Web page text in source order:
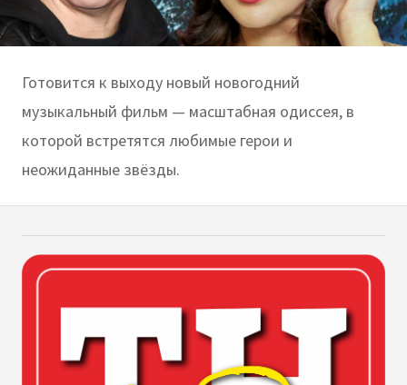
Готовится к выходу новый новогодний
музыкальный фильм — масштабная одиссея, в
которой встретятся любимые герои и
неожиданные звёзды.